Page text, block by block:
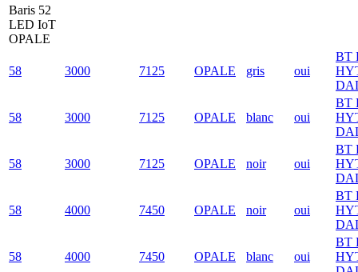
Baris 52
LED IoT
OPALE
58 3000 7125 OPALE gris oui
BT
58 3000 7125 OPALE blanc oui
BT
58 3000 7125 OPALE noir oui
BT
58 4000 7450 OPALE noir oui
BT
58 4000 7450 OPALE blanc oui
BT